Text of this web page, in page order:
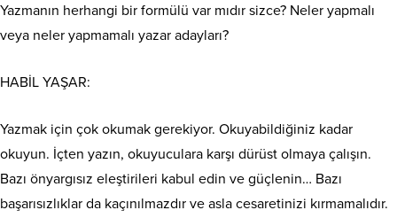
Yazmanın herhangi bir formülü var mıdır sizce? Neler yapmalı
veya neler yapmamalı yazar adayları?
HABİL YAŞAR:
Yazmak için çok okumak gerekiyor. Okuyabildiğiniz kadar
okuyun. İçten yazın, okuyuculara karşı dürüst olmaya çalışın.
Bazı önyargısız eleştirileri kabul edin ve güçlenin… Bazı
başarısızlıklar da kaçınılmazdır ve asla cesaretinizi kırmamalıdır.